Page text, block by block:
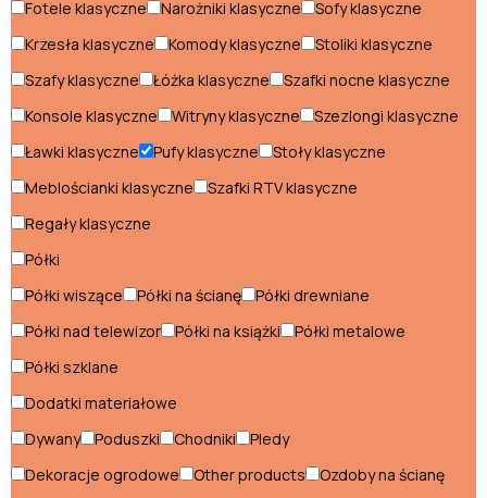
Meblościanki klasyczne
Narożniki klasyczne
Pufy klasyczne
Sofy klasyczne
Stoliki klasyczne
Szafki nocne klasyczne
Szafy klasyczne
Szezlongi klasyczne
Witryny klasyczne
Fotele klasyczne
Narożniki klasyczne
Sofy klasyczne
Krzesła klasyczne
Komody klasyczne
Stoliki klasyczne
Szafy klasyczne
Łóżka klasyczne
Szafki nocne klasyczne
Konsole klasyczne
Witryny klasyczne
Szezlongi klasyczne
Ławki klasyczne
Pufy klasyczne
Stoły klasyczne
Meblościanki klasyczne
Szafki RTV klasyczne
Regały klasyczne
Półki
Półki wiszące
Półki na ścianę
Półki drewniane
Półki nad telewizor
Półki na książki
Półki metalowe
Półki szklane
Dodatki materiałowe
Dywany
Poduszki Chodniki
Pledy
Dekoracje ogrodowe
Other products
Ozdoby na ścianę